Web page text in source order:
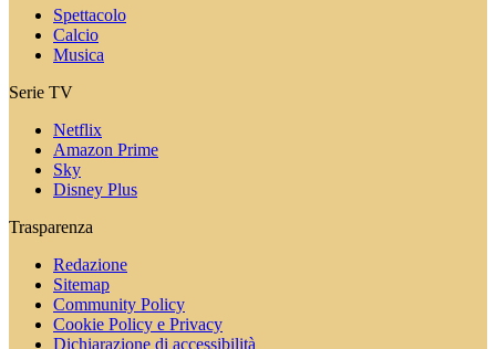
Spettacolo
Calcio
Musica
Serie TV
Netflix
Amazon Prime
Sky
Disney Plus
Trasparenza
Redazione
Sitemap
Community Policy
Cookie Policy e Privacy
Dichiarazione di accessibilità